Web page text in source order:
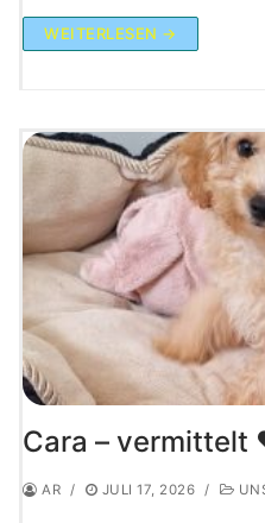
WEITERLESEN →
Cara – vermittelt
AR / JULI 17, 2026 /